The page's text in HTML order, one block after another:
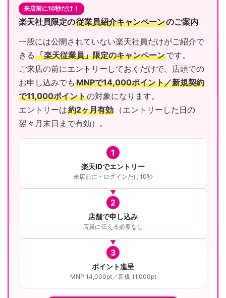
来店前に10秒だけ！
楽天社員限定の従業員紹介キャンペーンのご案内
一般には公開されていない楽天社員だけがご紹介で
きる 「楽天従業員」限定のキャンペーンです。
ご来店の前にエントリーしておくだけで、店頭での
お申し込みでも MNPで14,000ポイント／新規契約
で11,000ポイントの対象になります。
エントリーは約2ヶ月有効 （エントリーした日の
翌々月末日まで有効）。
1
楽天IDでエントリー
来店前に・ログインだけ10秒
2
店舗で申し込み
店員に伝える必要なし
3
ポイント進呈
MNP 14,000pt／新規 11,000pt